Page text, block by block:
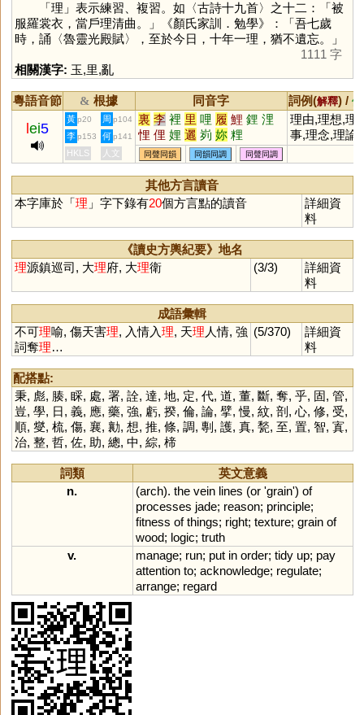
「理 」表示練習、複習。如〈古詩十九首〉之十二：「被
服羅裳衣，當戶理清曲。」《顏氏家訓．勉學》：「吾七歲
時，誦〈魯靈光殿賦〉，至於今日，十年一理，猶不遺忘。」
1111 字
相關漢字: 玉,里,亂
粵語音節 & 根據 同音字 詞例(解釋) /
ei5
黃 p20 周 p104 裏 李 裡 里 哩 履 鯉 鋰 浬
悝 俚 娌 邐 峛 妳 粴
理由,理想,理
事,理念,理論,
理性,理解,理
會,理財,理髮
廳,理髮,理智,
理所當然,理
氣壯,理虧,理
李 p153 何 p141
HKLS 人文 同聲同韻 同韻同調 同聲同調
其他方言讀音
本字庫於「理 」字下錄有20個方言點的讀音
詳細資
料
《讀史方輿紀要》地名
理源鎮巡司, 大理府, 大理衛 (3/3)
詳細資
料
成語彙輯
不可理喻, 傷天害理, 入情入理, 天理 人情, 強
詞奪理…
(5/370)
詳細資
料
配搭點:
秉, 彪, 腠, 睬, 處, 署, 詮, 達, 地, 定, 代, 道, 董, 斷, 奪, 乎, 固, 管,
豈, 學, 日, 義, 應, 藥, 強, 虧, 揆, 倫, 論, 擘,慢, 紋, 剖 , 心, 修, 受,
順, 燮, 梳, 傷, 襄, 勷, 想, 推, 條, 調, 剸 , 護, 真, 甃, 至, 置, 智, 寘,
治, 整, 哲, 佐, 助, 總, 中, 綜, 楴
詞類
英文意義
n.
(arch). the vein lines (or'grain') of
processes jade; reason; principle;
fitness of things; right; texture; grain of
wood; logic; truth
v.
manage; run; put in order; tidy up; pay
attention to; acknowledge; regulate;
arrange; regard